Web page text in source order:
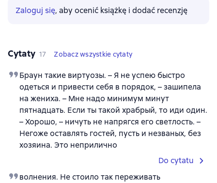
Zaloguj się, aby ocenić książkę i dodać recenzję
Cytaty 17 Zobacz wszystkie cytaty
Браун такие виртуозы. – Я не успею быстро
одеться и привести себя в порядок, – зашипела
на жениха. – Мне надо минимум минут
пятнадцать. Если ты такой храбрый, то иди один.
– Хорошо, – ничуть не напрягся его светлость. –
Негоже оставлять гостей, пусть и незваных, без
хозяина. Это неприлично
Do cytatu
волнения. Не стоило так переживать